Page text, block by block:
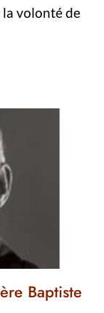
volonté de
Baptiste